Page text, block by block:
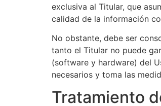
exclusiva al Titular, que
calidad de la información
No obstante, debe ser
tanto el Titular no puede
(software y hardware) del
necesarios y toma las
Tratamiento